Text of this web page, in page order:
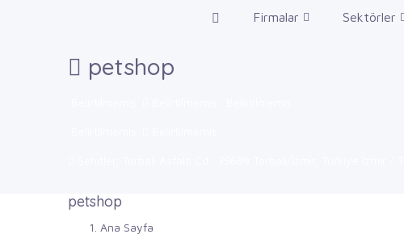
Firmalar Sektörler
petshop
petshop
Ana Sayfa